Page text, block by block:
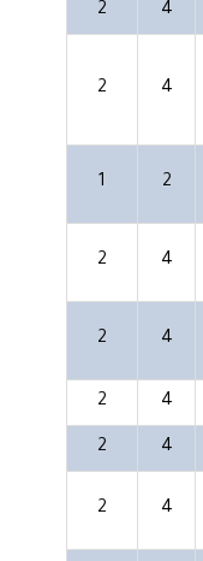
4
2
4
2
2
1
4
2
4
2
4
2
4
2
4
2